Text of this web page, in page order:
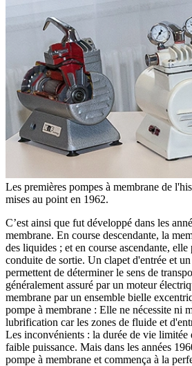
Les premières pompes à membrane de
mises au point en 1962.
C’est ainsi que fut développé dans les
membrane. En course descendante, la
des liquides ; et en course ascendante,
conduite de sortie. Un clapet d'entrée et
permettent de déterminer le sens de
généralement assuré par un moteur
membrane par un ensemble bielle
pompe à membrane : Elle ne nécessite ni
lubrification car les zones de fluide et
Les inconvénients : la durée de vie limitée
faible puissance. Mais dans les années
pompe à membrane et commença à la